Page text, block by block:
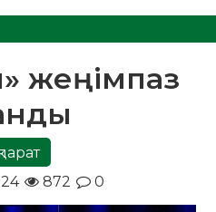
жеңімпаз
872 0